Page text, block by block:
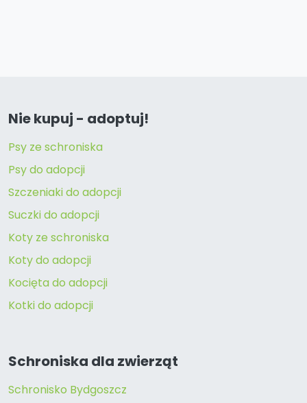
Nie kupuj - adoptuj!
Psy ze schroniska
Psy do adopcji
Szczeniaki do adopcji
Suczki do adopcji
Koty ze schroniska
Koty do adopcji
Kocięta do adopcji
Kotki do adopcji
Schroniska dla zwierząt
Schronisko Bydgoszcz